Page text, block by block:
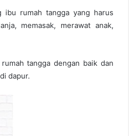
ibu rumah tangga yang harus
memasak, merawat anak,
tangga dengan baik dan
dapur.